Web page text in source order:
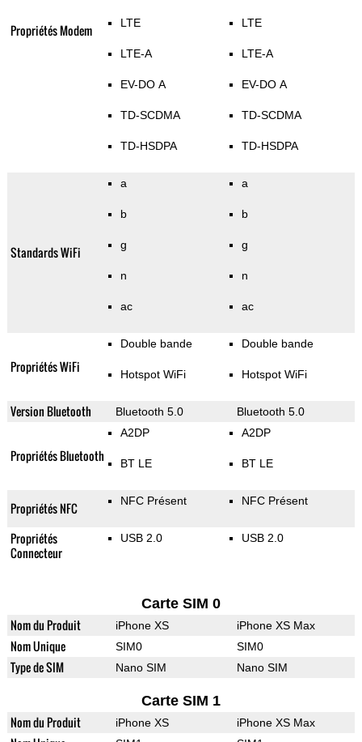
Propriétés Modem LTE
LTE-A
EV-DO A
TD-SCDMA
TD-HSDPA
LTE
LTE-A
EV-DO A
TD-SCDMA
TD-HSDPA
Standards WiFi
a
b
g
n
ac
a
b
g
n
ac
Propriétés WiFi
Double bande
Hotspot WiFi
Double bande
Hotspot WiFi
Version Bluetooth Bluetooth 5.0 Bluetooth 5.0
Propriétés Bluetooth
A2DP
BT LE
A2DP
BT LE
Propriétés NFC NFC Présent NFC Présent
Propriétés
Connecteur
USB 2.0 USB 2.0
Carte SIM 0
Nom du Produit iPhone XS iPhone XS Max
Nom Unique SIM0 SIM0
Type de SIM Nano SIM Nano SIM
Carte SIM 1
Nom du Produit iPhone XS iPhone XS Max